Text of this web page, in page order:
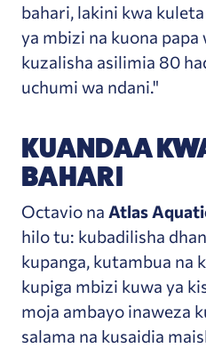
bahari, lakini kwa
ya mbizi na kuona papa
kuzalisha asilimia 80
uchumi wa ndani."
KUANDAA
BAHARI
Octavio na Atlas
hilo tu: kubadilisha
kupanga, kutambua na
kupiga mbizi kuwa ya
moja ambayo inaweza
salama na kusaidia